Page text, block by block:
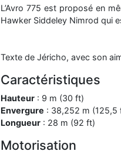
L’Avro 775 est proposé en
Hawker Siddeley Nimrod qui
Texte de Jéricho, avec son
Caractéristiques
Hauteur : 9 m (30 ft)
Envergure : 38,252 m (125,5
Longueur : 28 m (92 ft)
Motorisation